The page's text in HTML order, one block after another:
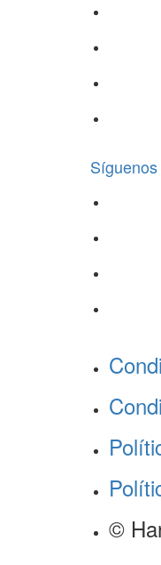
Síguenos
©